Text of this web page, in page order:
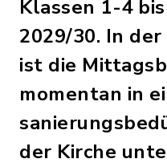
Klassen 1-4
2029/30. In
ist die
momentan in
der Kirche